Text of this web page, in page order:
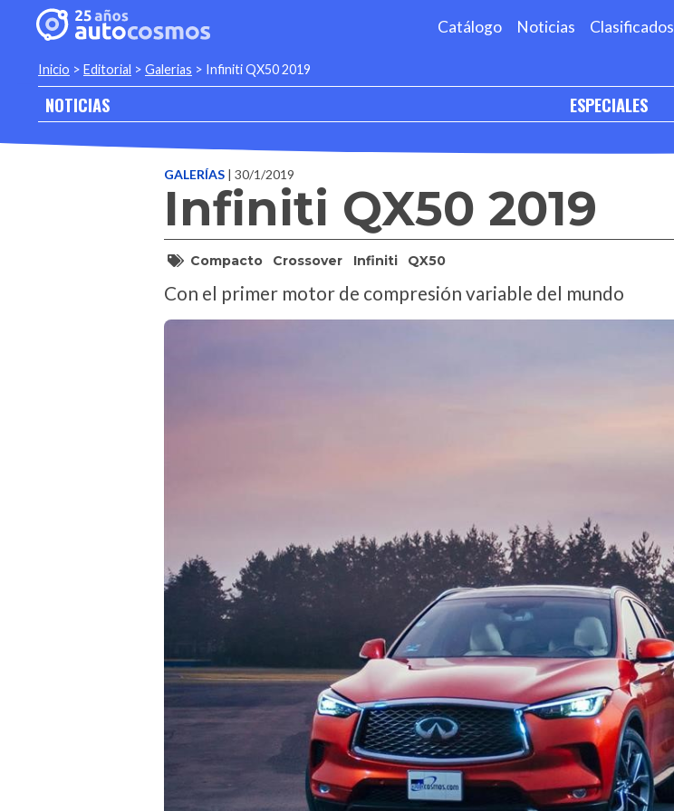
Catálogo Noticias Clasificados
Inicio > Editorial > Galerias > Infiniti QX50 2019
NOTICIAS ESPECIALES
GALERÍAS | 30/1/2019
Infiniti QX50 2019
Compacto Crossover Infiniti QX50
Con el primer motor de compresión variable del mundo